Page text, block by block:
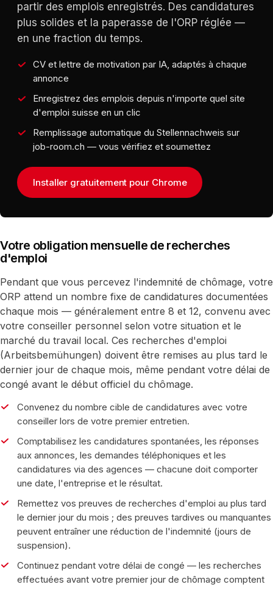
partir des emplois enregistrés. Des candidatures
plus solides et la paperasse de l'ORP réglée —
en une fraction du temps.
CV et lettre de motivation par IA, adaptés à chaque
annonce
Enregistrez des emplois depuis n'importe quel site
d'emploi suisse en un clic
Remplissage automatique du Stellennachweis sur
job-room.ch — vous vérifiez et soumettez
Installer gratuitement pour Chrome
Votre obligation mensuelle de recherches
d'emploi
Pendant que vous percevez l'indemnité de chômage, votre
ORP attend un nombre fixe de candidatures documentées
chaque mois — généralement entre 8 et 12, convenu avec
votre conseiller personnel selon votre situation et le
marché du travail local. Ces recherches d'emploi
(Arbeitsbemühungen) doivent être remises au plus tard le
dernier jour de chaque mois, même pendant votre délai de
congé avant le début officiel du chômage.
Convenez du nombre cible de candidatures avec votre
conseiller lors de votre premier entretien.
Comptabilisez les candidatures spontanées, les réponses
aux annonces, les demandes téléphoniques et les
candidatures via des agences — chacune doit comporter
une date, l'entreprise et le résultat.
Remettez vos preuves de recherches d'emploi au plus tard
le dernier jour du mois ; des preuves tardives ou manquantes
peuvent entraîner une réduction de l'indemnité (jours de
suspension).
Continuez pendant votre délai de congé — les recherches
effectuées avant votre premier jour de chômage comptent